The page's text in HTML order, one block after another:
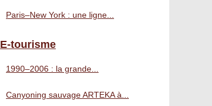
Paris–New York : une ligne...
E-tourisme
1990–2006 : la grande...
Canyoning sauvage ARTEKA à...